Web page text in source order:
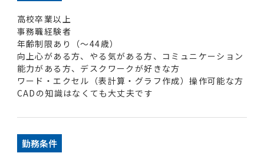
高校卒業以上
事務職経験者
年齢制限あり（～44歳）
向上心がある方、やる気がある方、コミュニケーション
能力がある方、デスクワークが好きな方
ワード・エクセル（表計算・グラフ作成）操作可能な方
CADの知識はなくても大丈夫です
勤務条件